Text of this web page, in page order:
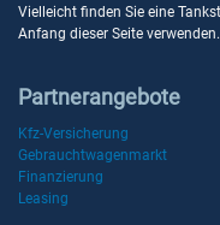
Vielleicht finden Sie eine
Anfang dieser Seite verwenden.
Partnerangebote
Kfz-Versicherung
Gebrauchtwagenmarkt
Finanzierung
Leasing